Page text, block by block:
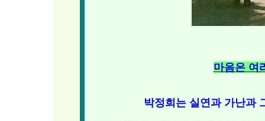
마음은 여
박정희는 실연과 가난과